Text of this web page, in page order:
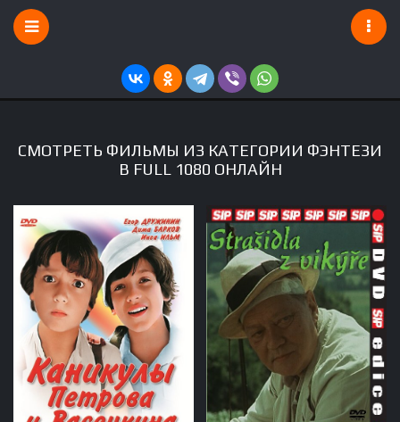
СМОТРЕТЬ ФИЛЬМЫ ИЗ КАТЕГОРИИ ФЭНТЕЗИ
В FULL 1080 ОНЛАЙН